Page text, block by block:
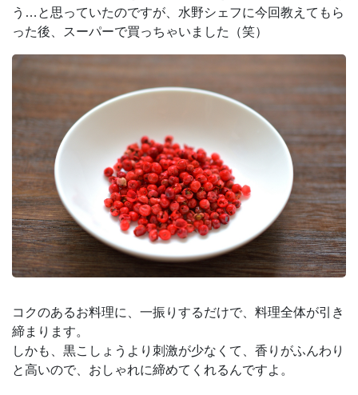
う…と思っていたのですが、水野シェフに今回教えてもら
った後、スーパーで買っちゃいました（笑）
コクのあるお料理に、一振りするだけで、料理全体が引き
締まります。
しかも、黒こしょうより刺激が少なくて、香りがふんわり
と高いので、おしゃれに締めてくれるんですよ。